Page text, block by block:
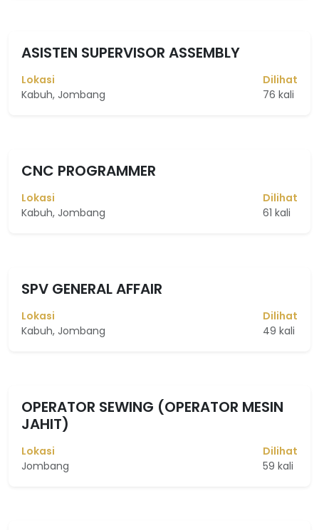
ASISTEN SUPERVISOR ASSEMBLY
Lokasi
Kabuh, Jombang
Dilihat
76 kali
CNC PROGRAMMER
Lokasi
Kabuh, Jombang
Dilihat
61 kali
SPV GENERAL AFFAIR
Lokasi
Kabuh, Jombang
Dilihat
49 kali
OPERATOR SEWING (OPERATOR MESIN
JAHIT)
Lokasi
Jombang
Dilihat
59 kali